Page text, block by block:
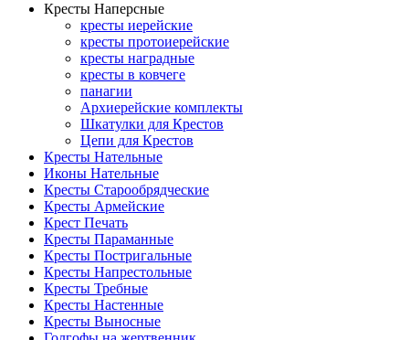
Кресты Наперсные
кресты иерейские
кресты протоиерейские
кресты наградные
кресты в ковчеге
панагии
Архиерейские комплекты
Шкатулки для Крестов
Цепи для Крестов
Кресты Нательные
Иконы Нательные
Кресты Старообрядческие
Кресты Армейские
Крест Печать
Кресты Параманные
Кресты Постригальные
Кресты Напрестольные
Кресты Требные
Кресты Настенные
Кресты Выносные